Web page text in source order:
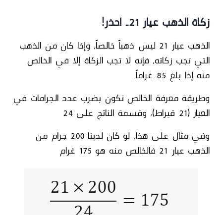
زكاة الذهب عيار 21.. احذر!
الذهب عيار 21 ليس ذهباً خالصاً
، وإذا كان من الذهب
التي تجب زكاته، فإنه لا تجب الزكاة إلا في الخالص
منه إذا بلغ 85 غراماً.
وطريقة معرفة الخالص تكون بضرب عدد الجرامات في
العيار (21 قيراط)، وقسمة الناتج على 24
وفي مثال على هذا، لو كان لدينا 200 جرام من
الذهب عيار 21 فالخالص منه هو 175 غرام